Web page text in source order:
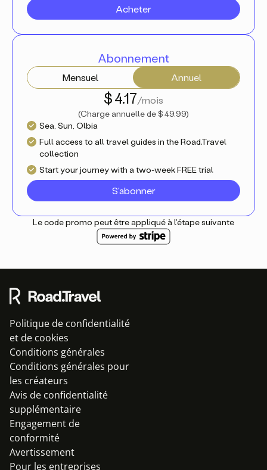
Acheter
Abonnement
Mensuel Annuel
$ 4.17/mois
(Charge annuelle de$ 49.99)
Sea, Sun, Olbia
Full access to all travel guides in the Road.Travel
collection
Start your journey with a two-week FREE trial
S'abonner
Le code promo peut être appliqué à l'étape suivante
Politique de confidentialité
et de cookies
Conditions générales
Conditions générales pour
les créateurs
Avis de confidentialité
supplémentaire
Engagement de
conformité
Avertissement
Pour les entreprises